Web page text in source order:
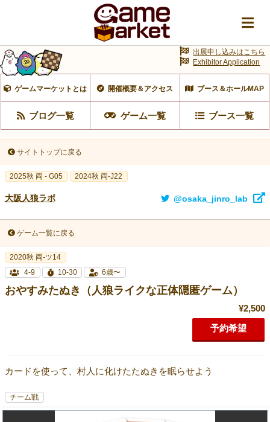
ゲームマーケットとは 開催概要＆アクセス ブース＆ホールMAP
ブログ一覧 ゲーム一覧 ブース一覧
出展申し込みはこちら
Exhibitor Application
サイトトップに戻る
2025秋 両 - G05 2024秋 両-J22
大阪人狼ラボ @osaka_jinro_lab
ゲーム一覧に戻る
2020秋 両-ツ14
4-9
10-30 6歳〜
おやすみたぬき（人狼ライクな正体隠匿ゲーム）
¥2,500
予約希望
カードを使って、村人に化けたたぬきを眠らせよう
チーム戦